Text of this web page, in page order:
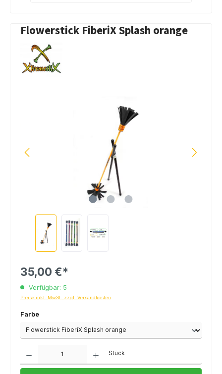
Flowerstick FiberiX Splash orange
35,00 €*
Verfügbar: 5
Preise inkl. MwSt. zzgl. Versandkosten
Farbe
Stück